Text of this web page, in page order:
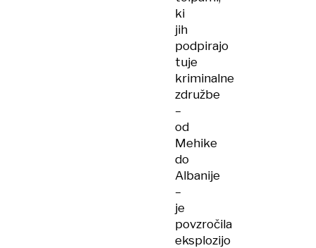
ki
jih
podpirajo
tuje
kriminalne
združbe
–
od
Mehike
do
Albanije
–
je
povzročila
eksplozijo